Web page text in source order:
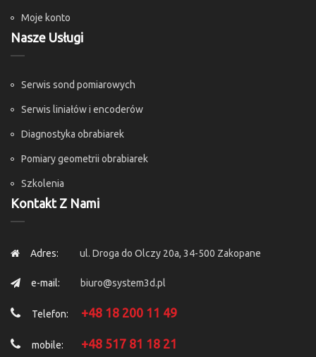
Moje konto
Nasze Usługi
Serwis sond pomiarowych
Serwis liniałów i encoderów
Diagnostyka obrabiarek
Pomiary geometrii obrabiarek
Szkolenia
Kontakt Z Nami
Adres: ul. Droga do Olczy 20a, 34-500 Zakopane
e-mail: biuro@system3d.pl
Telefon: +48 18 200 11 49
mobile: +48 517 81 18 21